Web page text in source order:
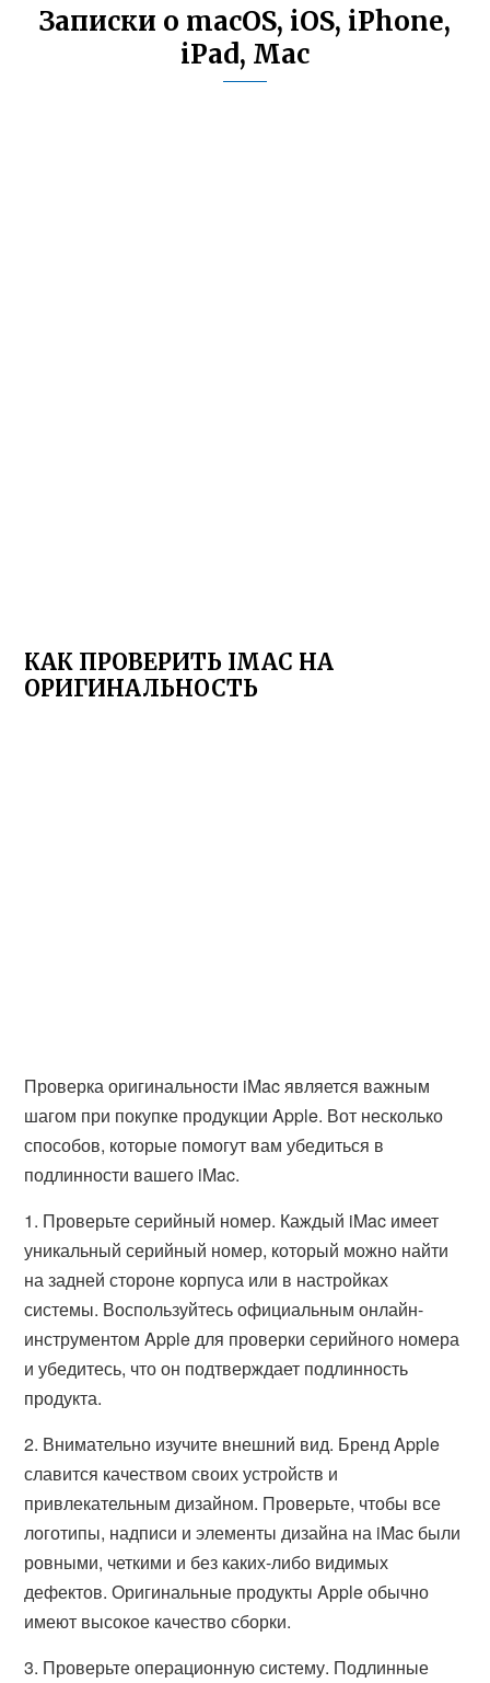
Записки о macOS, iOS, iPhone,
iPad, Mac
КАК ПРОВЕРИТЬ IMAC НА
ОРИГИНАЛЬНОСТЬ
Проверка оригинальности iMac является важным
шагом при покупке продукции Apple. Вот несколько
способов, которые помогут вам убедиться в
подлинности вашего iMac.
1. Проверьте серийный номер. Каждый iMac имеет
уникальный серийный номер, который можно найти
на задней стороне корпуса или в настройках
системы. Воспользуйтесь официальным онлайн-
инструментом Apple для проверки серийного номера
и убедитесь, что он подтверждает подлинность
продукта.
2. Внимательно изучите внешний вид. Бренд Apple
славится качеством своих устройств и
привлекательным дизайном. Проверьте, чтобы все
логотипы, надписи и элементы дизайна на iMac были
ровными, четкими и без каких-либо видимых
дефектов. Оригинальные продукты Apple обычно
имеют высокое качество сборки.
3. Проверьте операционную систему. Подлинные